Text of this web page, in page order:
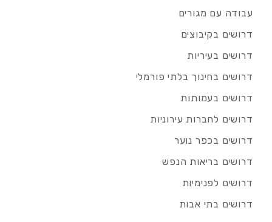
עבודה עם מגורים
דרושים בקיבוצים
דרושים בעיריות
דרושים בחינוך בלתי פורמלי
דרושים בעמותות
דרושים לחברות עירוניות
דרושים בכפר נוער
דרושים בריאות הנפש
דרושים לפנימיות
דרושים בתי אבות